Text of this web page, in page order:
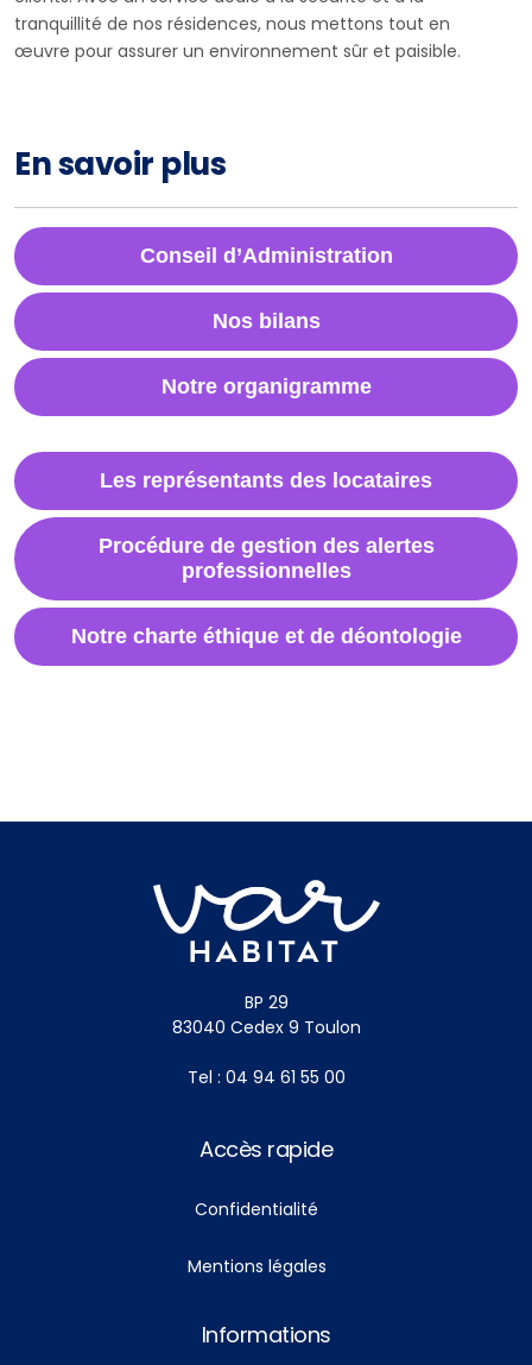
tranquillité de nos résidences, nous mettons tout en
œuvre pour assurer un environnement sûr et paisible.
En savoir plus
Conseil d’Administration
Nos bilans
Notre organigramme
Les représentants des locataires
Procédure de gestion des alertes
professionnelles
Notre charte éthique et de déontologie
BP 29
83040 Cedex 9 Toulon
Tel : 04 94 61 55 00
Accès rapide
Confidentialité
Mentions légales
Informations